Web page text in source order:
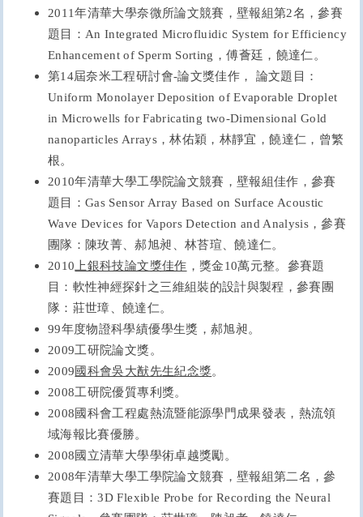
2011年清華大學奈微所論文競賽，壁報組第2名，參賽
題目：An Integrated Microfluidic System for Efficiency
Enhancement of Sperm Sorting ，傅薈廷，饒達仁。
第14屆奈米工程研討會-論文獎佳作， 論文題目：
Uniform Monolayer Deposition of Evaporable Droplet
in Microwells for Fabricating two-Dimensional Gold
nanoparticles Arrays，林佑穎，林靜宜，饒達仁，曾繁
根。
2010年清華大學工學院論文競賽，壁報組佳作，參賽
題目：Gas Sensor Array Based on Surface Acoustic
Wave Devices for Vapors Detection and Analysis，參賽
團隊：陳玫菁、郝旭昶、林苔瑄、饒達仁。
2010上銀科技論文獎佳作 ，獎金10萬元整。參賽題
目：軟性神經探針之三維組裝的設計與製程，參賽團
隊：莊世璋、饒達仁。
99年度物證科學績優學生獎，郝旭昶。
2009工研院論文獎。
2009國科會吳大猷先生紀念獎。
2008工研院優質專利獎。
2008國科會工程處熱流暨能源學門成果發表，熱流領
域海報比賽優勝。
2008國立清華大學學術卓越獎勵。
2008年清華大學工學院論文競賽，壁報組第二名，參
賽題目：3D Flexible Probe for Recording the Neural